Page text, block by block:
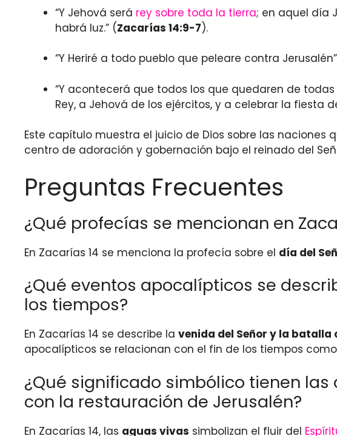
“Y Jehová será rey sobre toda la tierra; en aquel día
habrá luz.” (Zacarías 14:9-7).
“Y Heriré a todo pueblo que peleare contra
“Y acontecerá que todos los que quedaren de
Rey, a Jehová de los ejércitos, y a celebrar la fiesta
Este capítulo muestra el juicio de Dios sobre las
centro de adoración y gobernación bajo el reinado del
Preguntas Frecuentes
¿Qué profecías se mencionan en
En Zacarías 14 se menciona la profecía sobre el día del
¿Qué eventos apocalípticos se
los tiempos?
En Zacarías 14 se describe la venida del Señor y la batalla
apocalípticos se relacionan con el fin de los tiempos
¿Qué significado simbólico tienen
con la restauración de Jerusalén?
En Zacarías 14, las aguas vivas simbolizan el fluir del